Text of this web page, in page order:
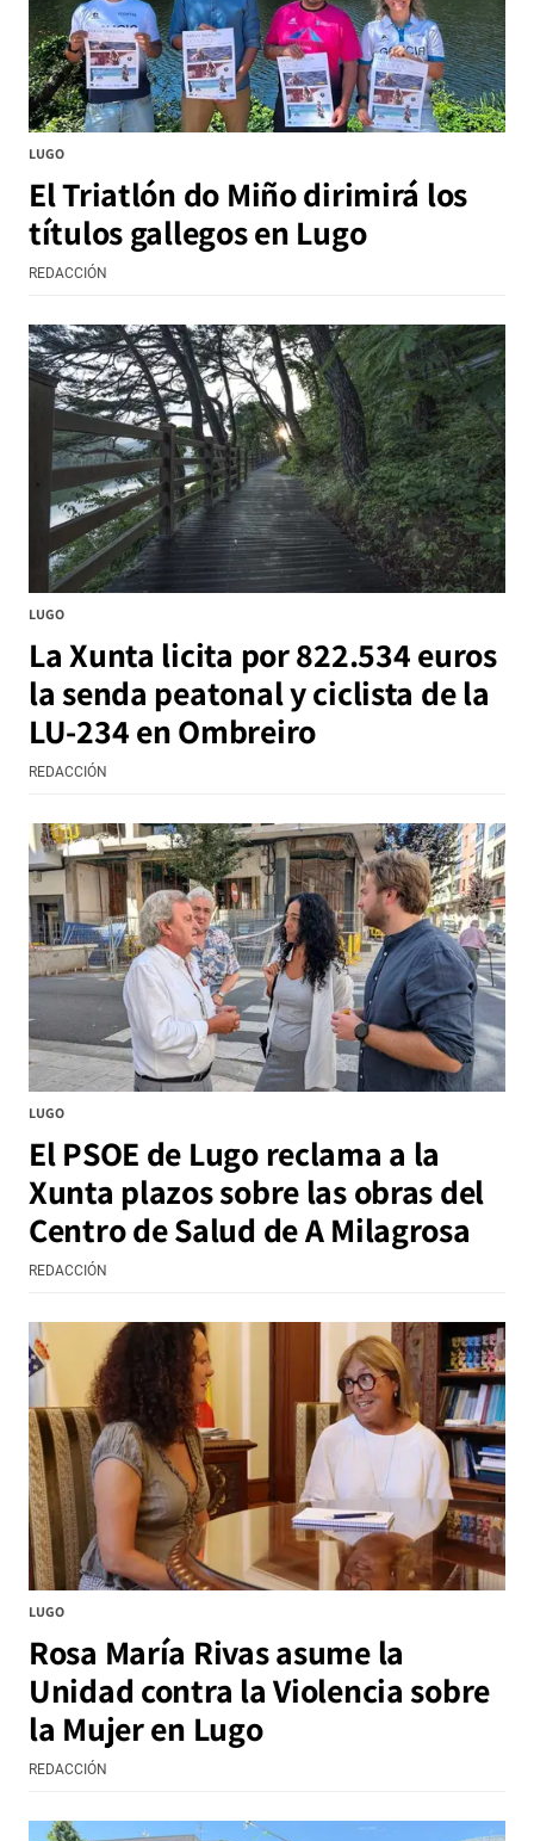
LUGO
El Triatlón do Miño dirimirá los
títulos gallegos en Lugo
REDACCIÓN
LUGO
La Xunta licita por 822.534 euros
la senda peatonal y ciclista de la
LU-234 en Ombreiro
REDACCIÓN
LUGO
El PSOE de Lugo reclama a la
Xunta plazos sobre las obras del
Centro de Salud de A Milagrosa
REDACCIÓN
LUGO
Rosa María Rivas asume la
Unidad contra la Violencia sobre
la Mujer en Lugo
REDACCIÓN